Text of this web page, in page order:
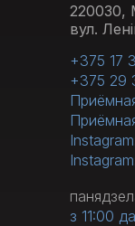
220030,
вул.
+375 17
+375 29
з 11:00